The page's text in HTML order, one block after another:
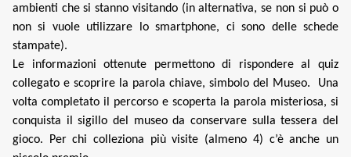
ambienti che si stanno visitando (in alternativa, se non si può o
non si vuole utilizzare lo smartphone, ci sono delle schede
stampate).
Le informazioni ottenute permettono di rispondere al quiz
collegato e scoprire la parola chiave, simbolo del Museo. Una
volta completato il percorso e scoperta la parola misteriosa, si
conquista il sigillo del museo da conservare sulla tessera del
gioco. Per chi colleziona più visite (almeno 4) c’è anche un